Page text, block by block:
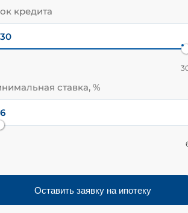
кредита
ставка, %
Оставить заявку на ипотеку